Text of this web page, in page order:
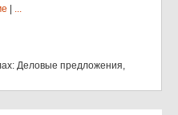
...
Деловые предложения,